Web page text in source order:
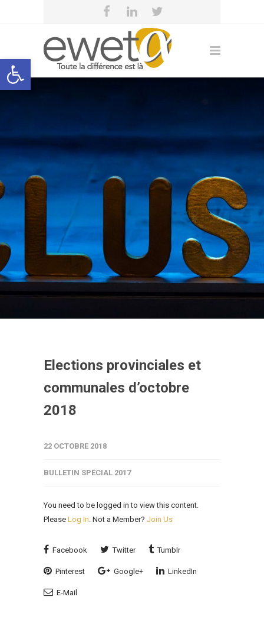
Open toolbar
eweta
Elections provinciales et
communales d’octobre
2018
22 OCTOBRE 2018
BULLETIN SPÉCIAL 2017
You need to be logged in to view this content.
Please Log In. Not a Member? Join Us
Facebook Twitter Tumblr
Pinterest Google+ LinkedIn
E-Mail